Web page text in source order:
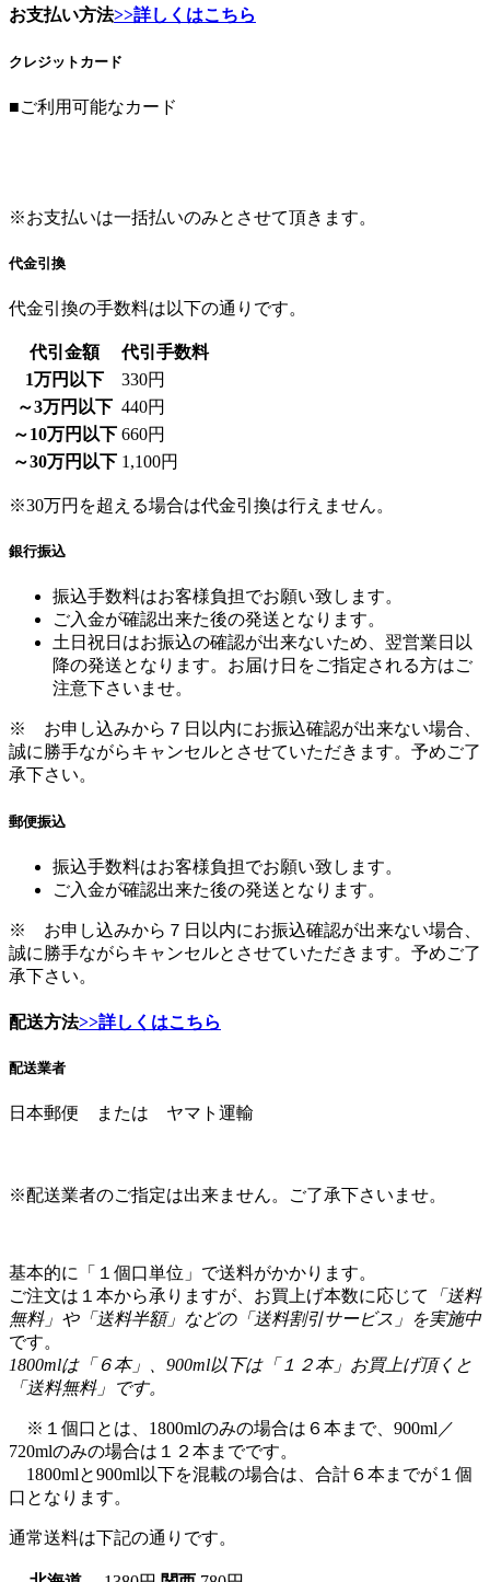
1万円以下
330円
～3万円以下
440円
～10万円以下
660円
～30万円以下
1,100円
※30万円を超える場合は代金引換は行えません。
ご入金が確認出来た後の発送となります。
降の発送となります。お届け日をご指定される方はご
注意下さいませ。
※ お申し込みから７日以内にお振込確認が出来ない場合、
誠に勝手ながらキャンセルとさせていただきます。予めご了
郵便振込
ご入金が確認出来た後の発送となります。
※ お申し込みから７日以内にお振込確認が出来ない場合、
誠に勝手ながらキャンセルとさせていただきます。予めご了
配送方法>>詳しくはこちら
基本的に「１個口単位」で送料がかかります。
です。
1800mlは「６本」、900ml以下は「１２本」お買上げ頂くと
「送料無料」です。
※１個口とは、1800mlのみの場合は６本まで、900ml／
720mlのみの場合は１２本までです。
口となります。
通常送料は下記の通りです。
東北
1180円 四国 780円
関東
980円 中国 780円